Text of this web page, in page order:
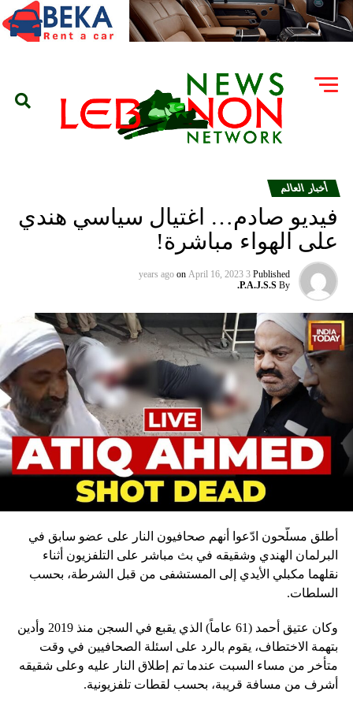
أخبار العالم
فيديو صادم… اغتيال سياسي هندي
على الهواء مباشرة!
Published
3 years ago
on April 16, 2023
By
P.A.J.S.S.
أطلق مسلّحون ادّعوا أنهم صحافيون النار على عضو سابق في
البرلمان الهندي وشقيقه في بث مباشر على التلفزيون أثناء
نقلهما مكبلي الأيدي إلى المستشفى من قبل الشرطة، بحسب
السلطات.
وكان عتيق أحمد (61 عاماً) الذي يقبع في السجن منذ 2019 وأدين
بتهمة الاختطاف، يقوم بالرد على اسئلة الصحافيين في وقت
متأخر من مساء السبت عندما تم إطلاق النار عليه وعلى شقيقه
أشرف من مسافة قريبة، بحسب لقطات تلفزيونية.